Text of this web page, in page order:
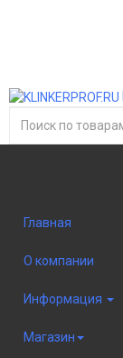
Главная
О компании
Информация
Магазин